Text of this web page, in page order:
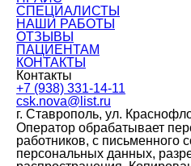
СПЕЦИАЛИСТЫ
НАШИ РАБОТЫ
ОТЗЫВЫ
ПАЦИЕНТАМ
КОНТАКТЫ
Контакты
+7 (938) 331-14-11
csk.nova@list.ru
г. Ставрополь, ул.
Оператор обрабатывает
работников, с письменного
персональных данных,